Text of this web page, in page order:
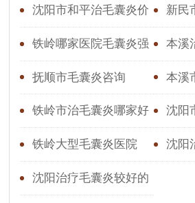
沈阳市和平治毛囊炎价
格
新民
好
铁岭哪家医院毛囊炎强 本溪
好
抚顺市毛囊炎咨询 本溪
铁岭市治毛囊炎哪家好 沈阳
好点
铁岭大型毛囊炎医院 沈阳
沈阳治疗毛囊炎较好的